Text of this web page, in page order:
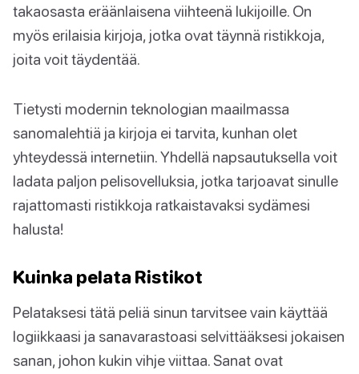
takaosasta eräänlaisena viihteenä lukijoille. On
myös erilaisia kirjoja, jotka ovat täynnä ristikkoja,
joita voit täydentää.
Tietysti modernin teknologian maailmassa
sanomalehtiä ja kirjoja ei tarvita, kunhan olet
yhteydessä internetiin. Yhdellä napsautuksella voit
ladata paljon pelisovelluksia, jotka tarjoavat sinulle
rajattomasti ristikkoja ratkaistavaksi sydämesi
halusta!
Kuinka pelata Ristikot
Pelataksesi tätä peliä sinun tarvitsee vain käyttää
logiikkaasi ja sanavarastoasi selvittääksesi jokaisen
sanan, johon kukin vihje viittaa. Sanat ovat